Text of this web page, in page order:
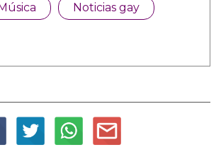
Música Noticias gay